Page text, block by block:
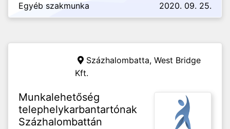
Egyéb szakmunka 2020. 09. 25.
Százhalombatta, West Bridge
Kft.
Munkalehetőség
telephelykarbantartónak
Százhalombattán